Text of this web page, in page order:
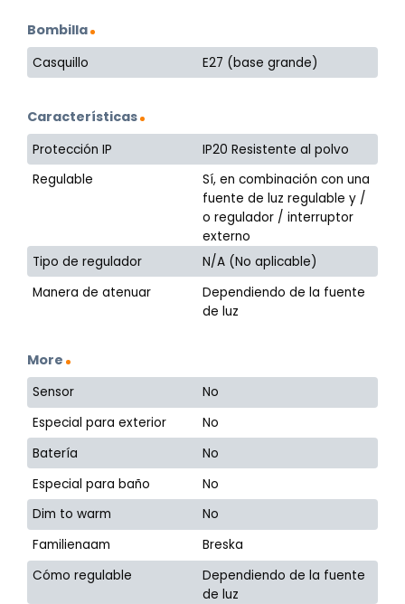
Bombilla
Casquillo E27 (base grande)
Características
Protección IP
IP20 Resistente al polvo
Regulable
Sí, en combinación con una
fuente de luz regulable y /
o regulador / interruptor
externo
Tipo de regulador
N/A (No aplicable)
Manera de atenuar
Dependiendo de la fuente
de luz
More
Sensor
No
Especial para exterior
No
Batería
No
Especial para baño
No
Dim to warm
No
Familienaam
Breska
Cómo regulable
Dependiendo de la fuente
de luz